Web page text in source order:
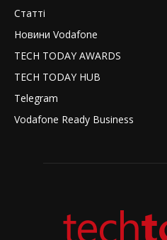
Статті
Новини Vodafone
TECH TODAY AWARDS
TECH TODAY HUB
Telegram
Vodafone Ready Business